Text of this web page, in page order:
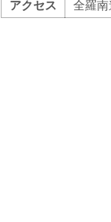
アクセス 全羅